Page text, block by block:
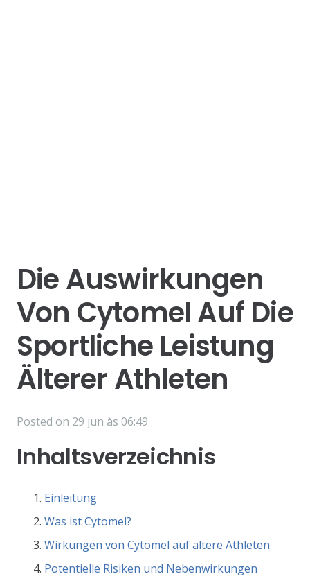
Die Auswirkungen
Von Cytomel Auf Die
Sportliche Leistung
Älterer Athleten
Posted on 29 jun às 06:49
Inhaltsverzeichnis
Einleitung
Was ist Cytomel?
Wirkungen von Cytomel auf ältere Athleten
Potentielle Risiken und Nebenwirkungen